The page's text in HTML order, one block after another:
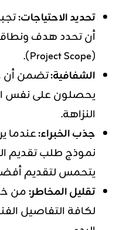
تحديد الاحتياجات:
أن تحدد هدف
(Project Scope).
الشفافية:تضمن أن
يحصلون على نفس
النزاهة.
جذب الخبراء:عندما
نموذج طلب تقديم
يتحمس لتقديم
تقليل المخاطر:من
لكافة التفاصيل